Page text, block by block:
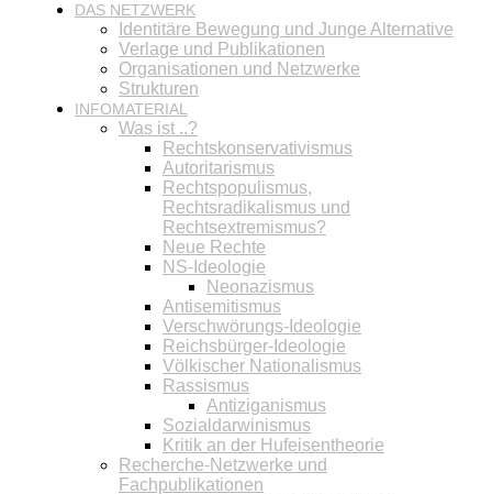
DAS NETZWERK
Identitäre Bewegung und Junge Alternative
Verlage und Publikationen
Organisationen und Netzwerke
Strukturen
INFOMATERIAL
Was ist ..?
Rechtskonservativismus
Autoritarismus
Rechtspopulismus,
Rechtsradikalismus und
Rechtsextremismus?
Neue Rechte
NS-Ideologie
Neonazismus
Antisemitismus
Verschwörungs-Ideologie
Reichsbürger-Ideologie
Völkischer Nationalismus
Rassismus
Antiziganismus
Sozialdarwinismus
Kritik an der Hufeisentheorie
Recherche-Netzwerke und
Fachpublikationen